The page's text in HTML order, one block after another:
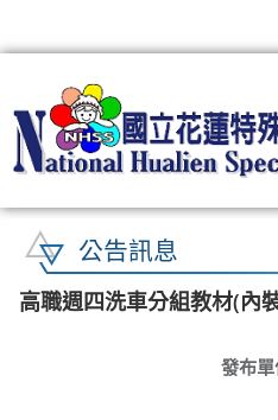
公告訊息
高職週四洗車分組教材(內
發布單